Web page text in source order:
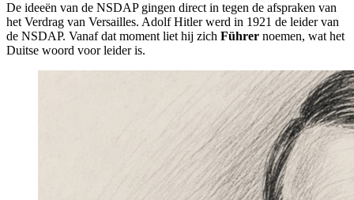
De ideeën van de NSDAP gingen direct in tegen de afspraken van
het Verdrag van Versailles. Adolf Hitler werd in 1921 de leider van
de NSDAP. Vanaf dat moment liet hij zich Führer noemen, wat het
Duitse woord voor leider is.